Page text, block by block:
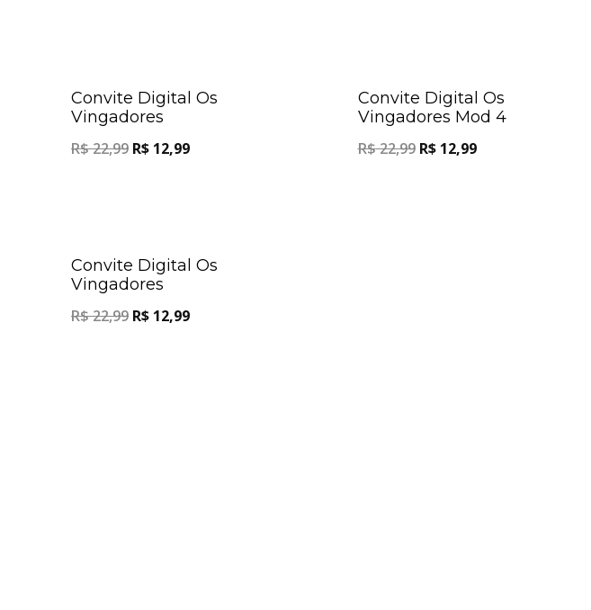
Convite Digital Os
Vingadores
R$22,99 R$ 12,99
Convite Digital Os
Vingadores Mod 4
R$22,99 R$12,99
Convite Digital Os
Vingadores
R$22,99 R$ 12,99